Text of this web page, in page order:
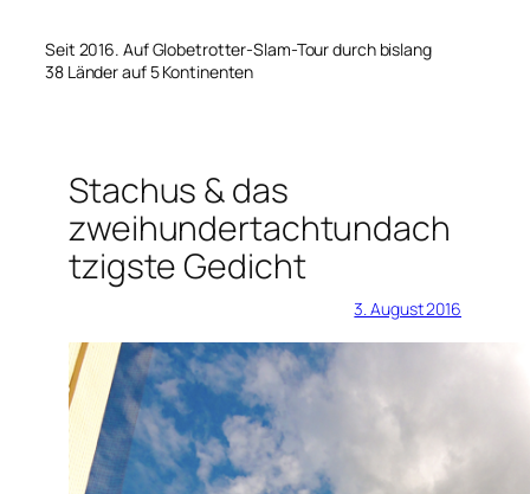
Seit 2016. Auf Globetrotter-Slam-Tour durch bislang
38 Länder auf 5 Kontinenten
Stachus & das
zweihundertachtundach
tzigste Gedicht
3. August 2016